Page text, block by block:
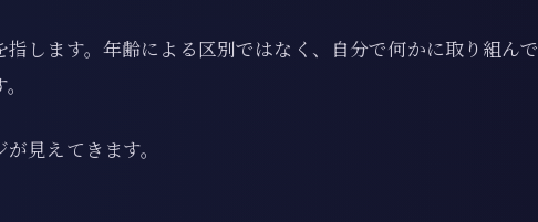
します。年齢による区別ではなく、自分で何かに取り組ん
見えてきます。